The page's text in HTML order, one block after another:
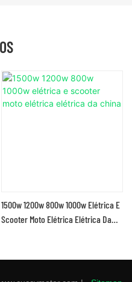
1500w 1200w 800w 1000w Elétrica E
Scooter Moto Elétrica Elétrica Da